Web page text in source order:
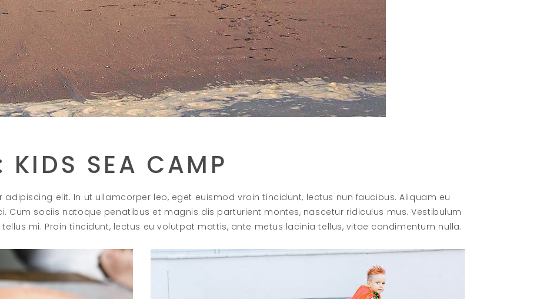
KIDS SEA CAMP
elit. In ut ullamcorper leo, eget euismod vroin tincidunt, lectus nun faucibus. Aliquam eu
Cum sociis natoque penatibus et magnis dis parturient montes, nascetur ridiculus mus. Vestibulum
mi. Proin tincidunt, lectus eu volutpat mattis, ante metus lacinia tellus, vitae condimentum nulla.